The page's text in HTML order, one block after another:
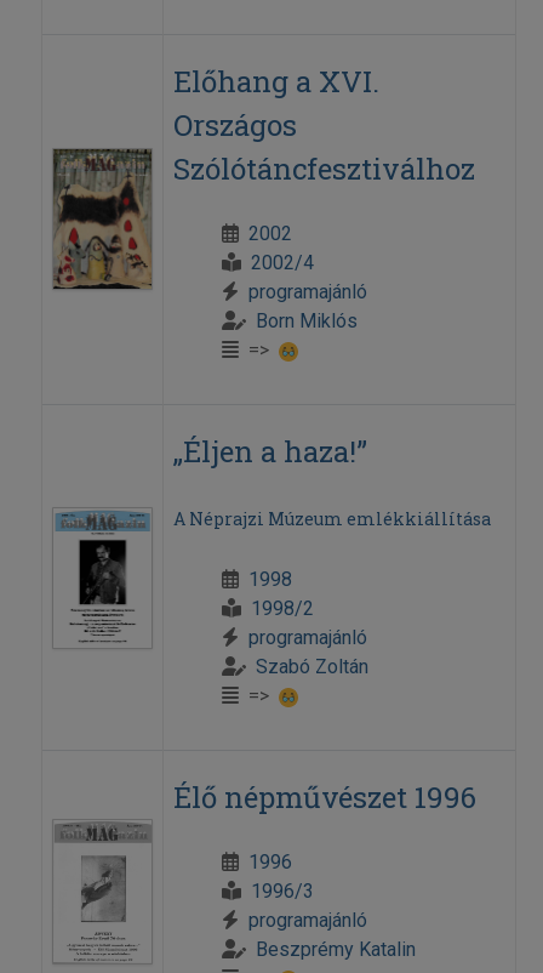
Előhang a XVI.
Országos
Szólótáncfesztiválhoz
2002
2002/4
programajánló
Born Miklós
=>
„Éljen a haza!”
A Néprajzi Múzeum emlékkiállítása
1998
1998/2
programajánló
Szabó Zoltán
=>
Élő népművészet 1996
1996
1996/3
programajánló
Beszprémy Katalin